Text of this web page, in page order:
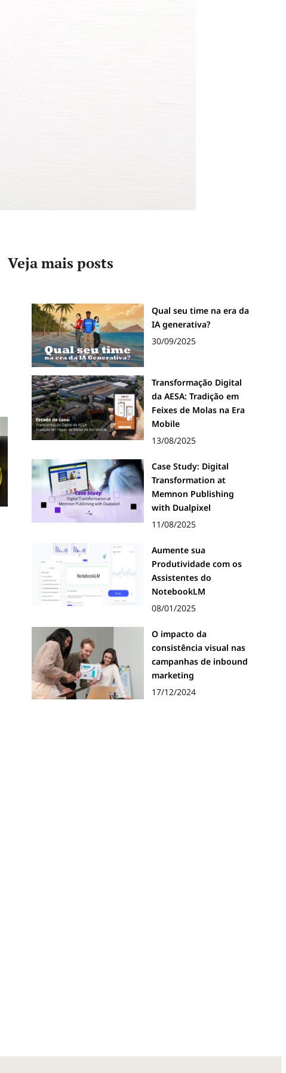
Veja mais posts
Qual seu time na era da
IA generativa?
30/09/2025
Transformação Digital
da AESA: Tradição em
Feixes de Molas na Era
Mobile
13/08/2025
Case Study: Digital
Transformation at
Memnon Publishing
with Dualpixel
11/08/2025
Aumente sua
Produtividade com os
Assistentes do
NotebookLM
08/01/2025
O impacto da
consistência visual nas
campanhas de inbound
marketing
17/12/2024